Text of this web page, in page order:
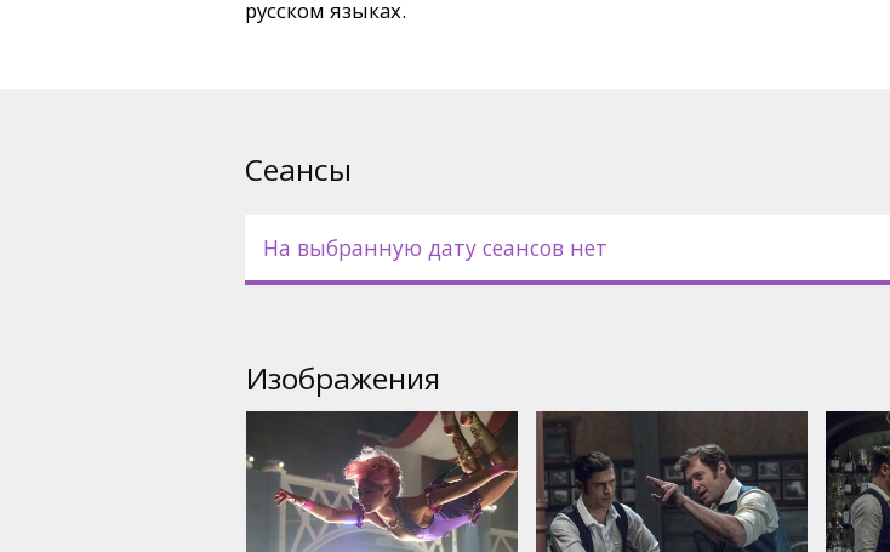
русском языках.
Сеансы
На выбранную дату сеансов нет
Изображения